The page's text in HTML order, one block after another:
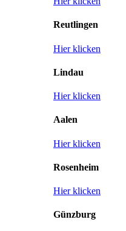
Reutlingen
Hier klicken
Lindau
Hier klicken
Aalen
Hier klicken
Rosenheim
Hier klicken
Günzburg